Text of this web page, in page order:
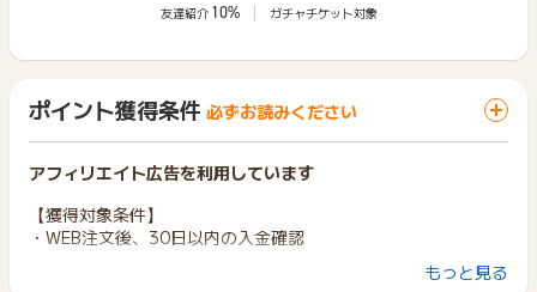
友達紹介 10% ガチャチケット対象
ポイント獲得条件 必ずお読みください
アフィリエイト広告を利用しています
【獲得対象条件】
・WEB注文後、30日以内の入金確認
もっと見る